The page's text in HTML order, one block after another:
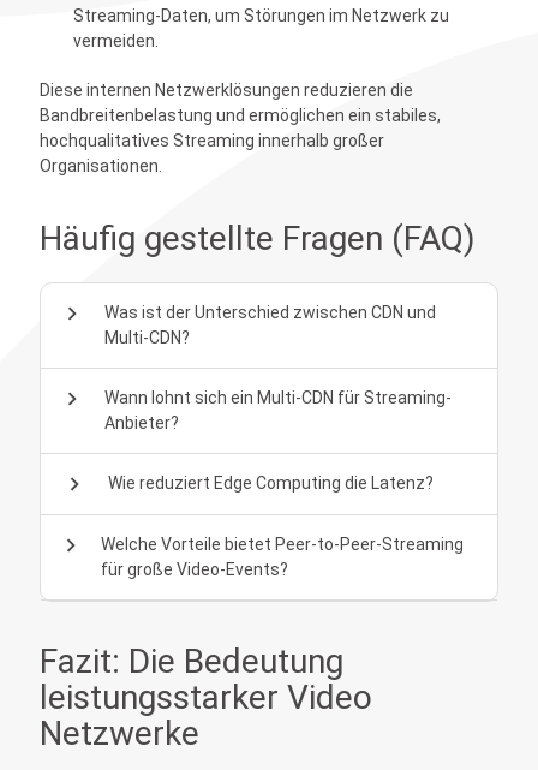
Streaming-Daten, um Störungen im Netzwerk zu
vermeiden.
Diese internen Netzwerklösungen reduzieren die
Bandbreitenbelastung und ermöglichen ein stabiles,
hochqualitatives Streaming innerhalb großer
Organisationen.
Häufig gestellte Fragen (FAQ)
chevron_right
Was ist der Unterschied zwischen CDN und
Multi-CDN?
chevron_right
Wann lohnt sich ein Multi-CDN für Streaming-
Anbieter?
chevron_right Wie reduziert Edge Computing die Latenz?
chevron_right
Welche Vorteile bietet Peer-to-Peer-Streaming
für große Video-Events?
Fazit: Die Bedeutung
leistungsstarker Video
Netzwerke